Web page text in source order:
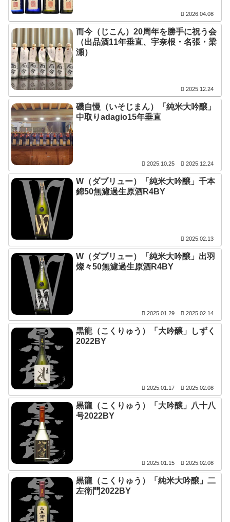
2026.04.08
而今（じこん）20周年を勝手に祝う会
（出品酒11年垂直、宇奈根・名張・梁
瀬）
2025.12.24
磯自慢（いそじまん）「純米大吟醸」
中取りadagio15年垂直
2025.10.25 2025.12.24
W（ダブリュー）「純米大吟醸」千本
錦50無濾過生原酒R4BY
2025.02.13
W（ダブリュー）「純米大吟醸」出羽
燦々50無濾過生原酒R4BY
2025.01.29 2025.02.14
黒龍（こくりゅう）「大吟醸」しずく
2022BY
2025.01.17 2025.02.08
黒龍（こくりゅう）「大吟醸」八十八
号2022BY
2025.01.15 2025.02.08
黒龍（こくりゅう）「純米大吟醸」二
左衛門2022BY